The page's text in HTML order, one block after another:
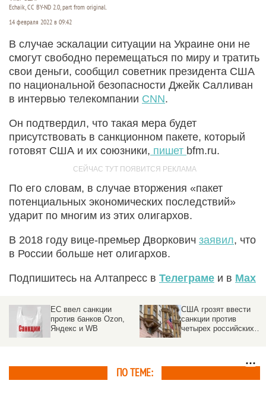
Echaik, CC BY-ND 2.0, part from original.
14 февраля 2022 в 09:42
В случае эскалации ситуации на Украине они не
смогут свободно перемещаться по миру и тратить
свои деньги, сообщил советник президента США
по национальной безопасности Джейк Салливан
в интервью телекомпании CNN.
Он подтвердил, что такая мера будет
присутствовать в санкционном пакете, который
готовят США и их союзники, пишет bfm.ru.
По его словам, в случае вторжения «пакет
потенциальных экономических последствий»
ударит по многим из этих олигархов.
В 2018 году вице-премьер Дворкович заявил, что
в России больше нет олигархов.
Подпишитесь на Алтапресс в Телеграме и в Max
ЕС ввел санкции
против банков Ozon,
Яндекс и WB
США грозят ввести
санкции против
четырех российских
ПО ТЕМЕ: